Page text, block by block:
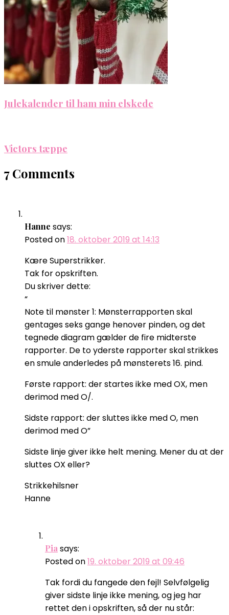
Julekalender til ham min elskede
Victors tæppe
7 Comments
Hanne says:
Posted on18. oktober 2019 at 14:13
Kære Superstrikker.
Tak for opskriften.
Du skriver dette:
“
Note til mønster 1: Mønsterrapporten skal
gentages seks gange henover pinden, og det
tegnede diagram gælder de fire midterste
rapporter. De to yderste rapporter skal strikkes
en smule anderledes på mønsterets 16. pind.
Første rapport: der startes ikke med OX, men
derimod med O/.
Sidste rapport: der sluttes ikke med O, men
derimod med O”
Sidste linje giver ikke helt mening. Mener du at der
sluttes OX eller?
Strikkehilsner
Hanne
Piasays:
Posted on19. oktober 2019 at 09:46
Tak fordi du fangede den fejl! Selvfølgelig
giver sidste linje ikke mening, og jeg har
rettet den i opskriften, så der nu står: